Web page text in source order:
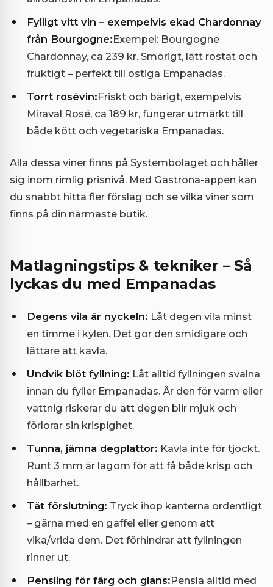
Fylligt vitt vin – exempelvis ekad Chardonnay
från Bourgogne:Exempel: Bourgogne
Chardonnay, ca 239 kr. Smörigt, lätt rostat och
fruktigt – perfekt till ostiga Empanadas.
Torrt rosévin:Friskt och bärigt, exempelvis
Miraval Rosé, ca 189 kr, fungerar utmärkt till
både kött och vegetariska Empanadas.
Alla dessa viner finns på Systembolaget och håller
sig inom rimlig prisnivå. Med Gastrona-appen kan
du snabbt hitta fler förslag och se vilka viner som
finns på din närmaste butik.
Matlagningstips & tekniker – Så
lyckas du med Empanadas
Degens vila är nyckeln: Låt degen vila minst
en timme i kylen. Det gör den smidigare och
lättare att kavla.
Undvik blöt fyllning: Låt alltid fyllningen svalna
innan du fyller Empanadas. Är den för varm eller
vattnig riskerar du att degen blir mjuk och
förlorar sin krispighet.
Tunna, jämna degplattor: Kavla inte för tjockt.
Runt 3 mm är lagom för att få både krisp och
hållbarhet.
Tät förslutning: Tryck ihop kanterna ordentligt
– gärna med en gaffel eller genom att
vika/vrida dem. Det förhindrar att fyllningen
rinner ut.
Pensling för färg och glans:Pensla alltid med